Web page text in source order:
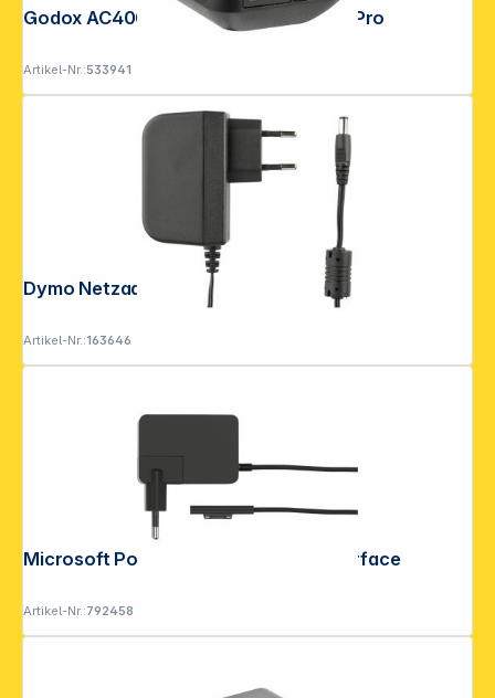
Godox AC400 AC Adapter für AD400 Pro
Artikel-Nr.:533941
Artikel-Nr.:163646
Microsoft Power Supply (24W) für Surface
Artikel-Nr.:792458